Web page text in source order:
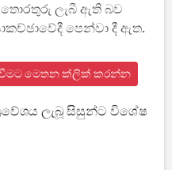
ලැබී ඇති බව
පෙන්වා දී ඇත.
මෙතන ක්ලික් කරන්න
ලැබූ සිසුන්ට විශේෂ